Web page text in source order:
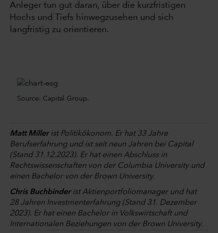
Anleger tun gut daran, über die kurzfristigen
Hochs und Tiefs hinwegzusehen und sich
langfristig zu orientieren.
„Lassen Sie sich nicht täuschen: Jeder Schritt in Washington
Um dies herauszufinden, haben wir Daten aus mehr als
Source: Capital Group.
Matt Millerist Politikökonom. Er hat 33 Jahre
Berufserfahrung und ist seit neun Jahren bei Capital
(Stand 31.12.2023). Er hat einen Abschluss in
Rechtswissenschaften von der Columbia University und
einen Bachelor von der Brown University.
Chris Buchbinderist Aktienportfoliomanager und hat
28 Jahren Investmenterfahrung (Stand 31. Dezember
2023). Er hat einen Bachelor in Volkswirtschaft und
Internationalen Beziehungen von der Brown University.